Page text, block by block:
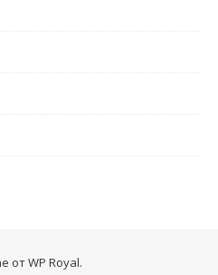
отWP Royal.